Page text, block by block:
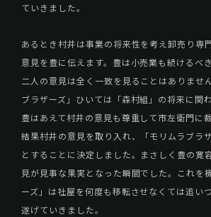
ていきました。
あるとき村井は事業の将来性を考え卸売り専
意見を豊に伝えます。豊は小売業も続けるべ
二人の意見は全く一致を見ることはありませ
ブラザーズ」ひいては「森村組」の将来に関
豊はあえて村井の意見も尊重して市左衛門に
結果村井の意見を取り入れ、「モリムラブラ
とすることに決定しました。まさしく豊の寛
見が見事な果実となった瞬間でした。これを
ーズ」は社屋を何度も移転させなくては追い
遂げていきました。